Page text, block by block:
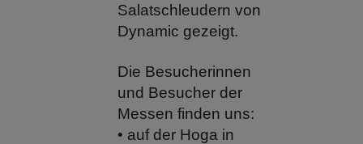
Salatschleudern von
Dynamic gezeigt.
Die Besucherinnen
und Besucher der
Messen finden uns:
• auf der Hoga in